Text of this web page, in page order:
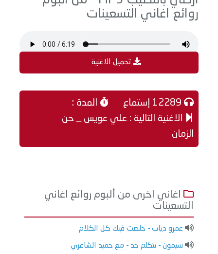
روائع اغاني التسعينات
تحميل الاغنية
المدة :
الاغنية التالية : علي عويس _ حن
الزمان
اغاني اخرى من ألبوم روائع اغاني
التسعينات
عمرو دياب - خلصت فيك كل الكلام
سيمون - بتكلم جد - مع حميد الشاعري